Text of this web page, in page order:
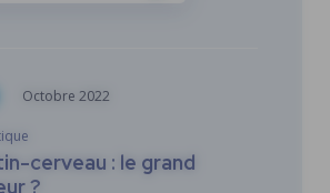
Octobre 2022
cerveau : le grand
?